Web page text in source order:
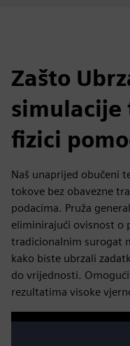
Zašto
simulacije
fizici
Naš unaprijed obučeni
tokove bez obavezne
podacima. Pruža
eliminirajući ovisnost o
tradicionalnim surogat
kako biste ubrzali
do vrijednosti.
rezultatima visoke